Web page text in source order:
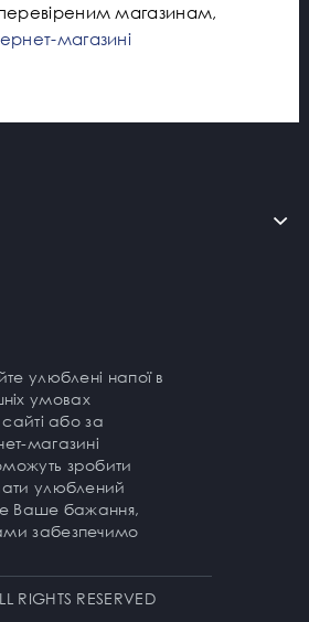
магазинам,
магазині
улюблені напої в
умовах
або за
магазині
зробити
улюблений
Ваше бажання,
забезпечимо
RIGHTS RESERVED